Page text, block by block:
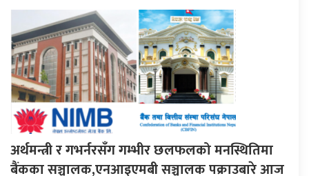
अर्थमन्त्री र गभर्नरसँग गम्भीर छलफलको मनस्थितिमा
बैंकका सञ्चालक,एनआइएमबी सञ्चालक पक्राउबारे आज